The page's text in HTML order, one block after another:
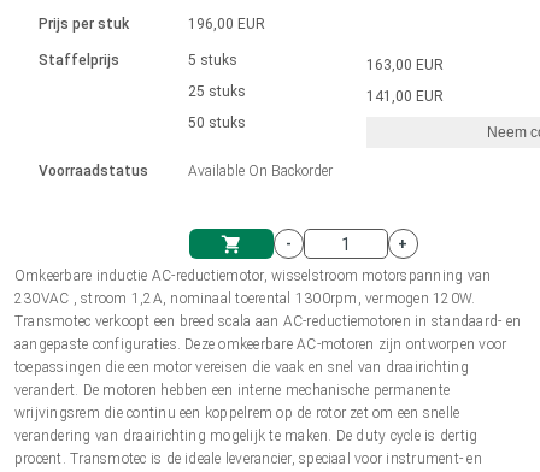
Eenheidssysteem
Winkelwagen
Solenoïden
driver
Ø 28-42| 1-1400 rpm | <= 290Ncm
Borstelloze DC-motordrivers
Borstel DC-motordrivers DPWM-
Stappenmotor drivers
Synchroon-asynchroon | voor 1-4 aandrijvingen
Besturingskasten
Synchroon-asynchroon | voor 1-4 aandrijvingen
Français (EUR)
Polski (EUR)
Norsk (NOK)
Suomi (EUR)
Prijs per stuk
Staffelprijs
Voorraadstatus
196,00 EUR
5 stuks
25 stuks
50 stuks
Available On Backorder
163,00 EUR
141,00 EUR
Neem
-
+
Omkeerbare inductie AC-reductiemotor, wisselstroom motorspanning van
230VAC , stroom 1,2A, nominaal toerental 1300rpm, vermogen 120W.
Transmotec verkoopt een breed scala aan AC-reductiemotoren in standaard- en
aangepaste configuraties. Deze omkeerbare AC-motoren zijn ontworpen voor
toepassingen die een motor vereisen die vaak en snel van draairichting
verandert. De motoren hebben een interne mechanische permanente
wrijvingsrem die continu een koppelrem op de rotor zet om een snelle
verandering van draairichting mogelijk te maken. De duty cycle is dertig
procent. Transmotec is de ideale leverancier, speciaal voor instrument- en